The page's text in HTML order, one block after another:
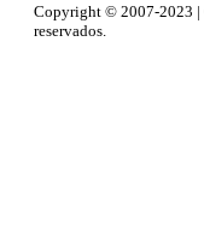
Copyright © 2007-2023 |
reservados.